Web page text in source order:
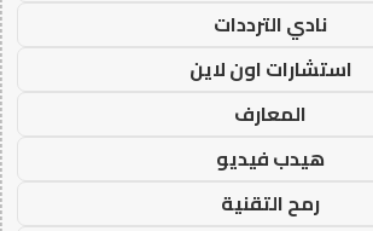
نادي الترددات
استشارات اون لاين
المعارف
هيدب فيديو
رمح التقنية